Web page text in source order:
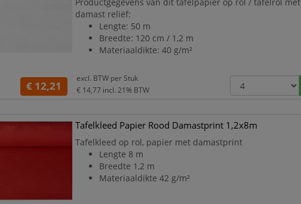
damast reliëf:
Lengte: 50 m
Breedte: 120 cm / 1,2 m
Materiaaldikte: 40 g/m²
€ 12,21
excl. BTW per Stuk
€ 14,77 incl. 21% BTW
Tafelkleed Papier Rood Damastprint 1,2x8m
Tafelkleed op rol, papier met damastprint
Lengte 8 m
Breedte 1,2 m
Materiaaldikte 42 g/m²